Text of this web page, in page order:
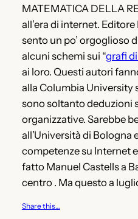
MATEMATICA DELLA
all’era di internet.
sento un po’ orgoglioso
alcuni schemi sui “grafi
ai loro. Questi autori
alla Columbia University
sono soltanto deduzioni
organizzative. Sarebbe
all’Università di Bologna
competenze su Internet
fatto Manuel Castells a
centro . Ma questo a
Share this…